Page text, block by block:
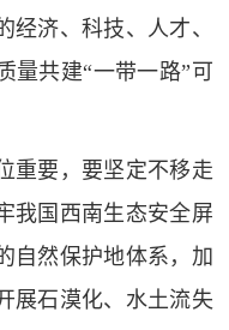
经济、科技、人才、
量共建“一带一路”可
重要，要坚定不移走
我国西南生态安全屏
自然保护地体系，加
展石漠化、水土流失